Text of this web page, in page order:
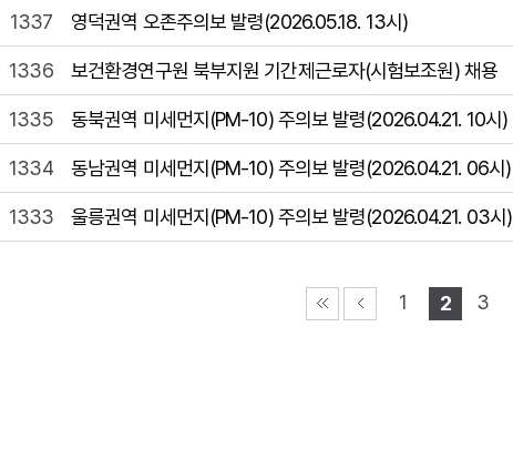
1337 영덕권역 오존주의보 발령(2026.05.18. 13시)
1336 보건환경연구원 북부지원 기간제근로자(시험보조원) 채용
1335 동북권역 미세먼지(PM-10) 주의보 발령(2026.04.21. 10시)
1334 동남권역 미세먼지(PM-10) 주의보 발령(2026.04.21. 06시)
1333 울릉권역 미세먼지(PM-10) 주의보 발령(2026.04.21. 03시)
1 2 3